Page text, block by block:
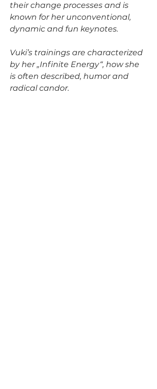
their change processes and is
known for her unconventional,
dynamic and fun keynotes.
Vuki’s trainings are characterized
by her „Infinite Energy“, how she
is often described, humor and
radical candor.